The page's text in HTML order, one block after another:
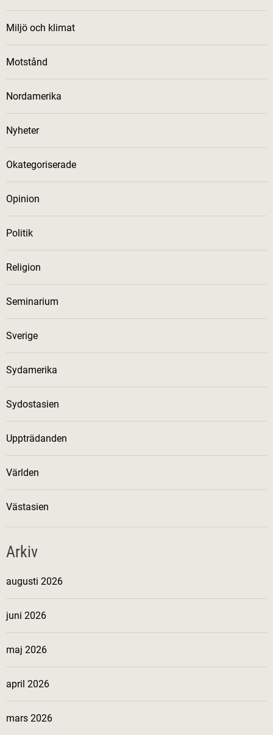
Miljö och klimat
Motstånd
Nordamerika
Nyheter
Okategoriserade
Opinion
Politik
Religion
Seminarium
Sverige
Sydamerika
Sydostasien
Uppträdanden
Världen
Västasien
Arkiv
augusti 2026
juni 2026
maj 2026
april 2026
mars 2026